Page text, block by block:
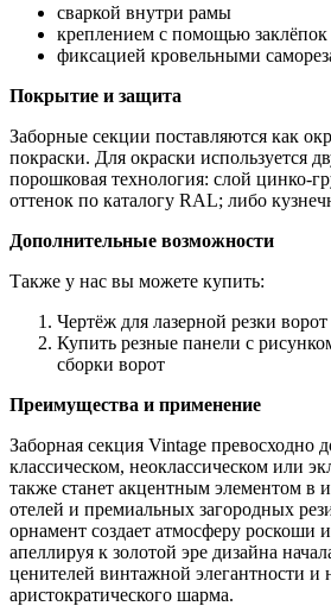
сваркой внутри рамы
креплением с помощью заклёпок
фиксацией кровельными
Покрытие и защита
Заборные секции поставляются как
покраски. Для окраски используется
порошковая технология: слой цинко-
оттенок по каталогу RAL; либо
Дополнительные возможности
Также у нас вы можете купить:
Чертёж для лазерной резки
Купить резные панели с
сборки ворот
Преимущества и применение
Заборная секция Vintage превосходно
классическом, неоклассическом или
также станет акцентным элементом в
отелей и премиальных загородных
орнамент создает атмосферу роскоши
апеллируя к золотой эре дизайна
ценителей винтажной элегантности и
аристократического шарма.